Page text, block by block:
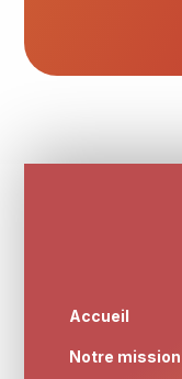
Accueil
Notre mission